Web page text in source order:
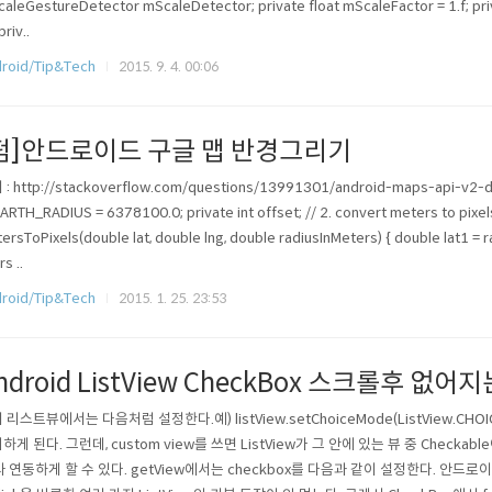
mScaleDetector; private float mScaleFactor = 1.f;
Tip&Tech
2015. 9. 4. 00:06
]안드로이드 구글 맵 반경그리기
: http://stackoverflow.com/questions/13991301/android-maps-api-v2-
= 6378100.0; private int offset; // 2. convert meters to
lat, double lng, double radiusInMeters) { double lat1 =
..
Tip&Tech
2015. 1. 25. 23:53
ListView CheckBox 스크롤후 없어지
리스트뷰에서는 다음처럼 설정한다.예)
하게 된다. 그런데, custom view를 쓰면 ListView가 그 안에 있는 뷰 중
연동하게 할 수 있다. getView에서는 checkbox를 다음과 같이 설정한다. 안드